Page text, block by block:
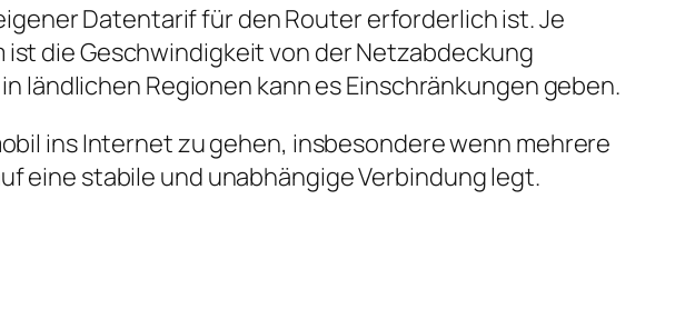
Datentarif für den Router erforderlich ist. Je
die Geschwindigkeit von der Netzabdeckung
ländlichen Regionen kann es Einschränkungen geben.
ins Internet zu gehen, insbesondere wenn mehrere
eine stabile und unabhängige Verbindung legt.